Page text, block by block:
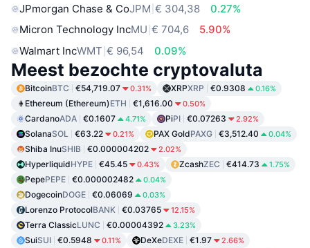
JPmorgan Chase & CoJPM € 304,38
0.27%
Micron Technology IncMU € 704,6
5.90%
Walmart IncWMT € 96,54 0.09%
Meest bezochte cryptovaluta
BitcoinBTC €54,719.07 0.31% XRPXRP €0.9308 0.16%
Ethereum (Ethereum)ETH €1,616.00 0.50%
CardanoADA €0.1607 4.71% PiPI €0.07263 2.92%
SolanaSOL €63.22 0.21% PAX GoldPAXG €3,512.40 0.04%
Shiba InuSHIB €0.000004202 2.02%
HyperliquidHYPE €45.45 0.43% ZcashZEC €414.73 1.75%
PepePEPE €0.000002482 0.04%
DogecoinDOGE €0.06069 0.03%
Lorenzo ProtocolBANK €0.03765 12.15%
Terra ClassicLUNC €0.00004392 3.23%
SuiSUI €0.5948 0.11% DeXeDEXE €1.97 2.66%